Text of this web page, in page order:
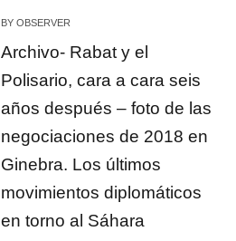
BYOBSERVER
Archivo- Rabat y el
Polisario, cara a cara seis
años después – foto de las
negociaciones de 2018 en
Ginebra. Los últimos
movimientos diplomáticos
en torno al Sáhara